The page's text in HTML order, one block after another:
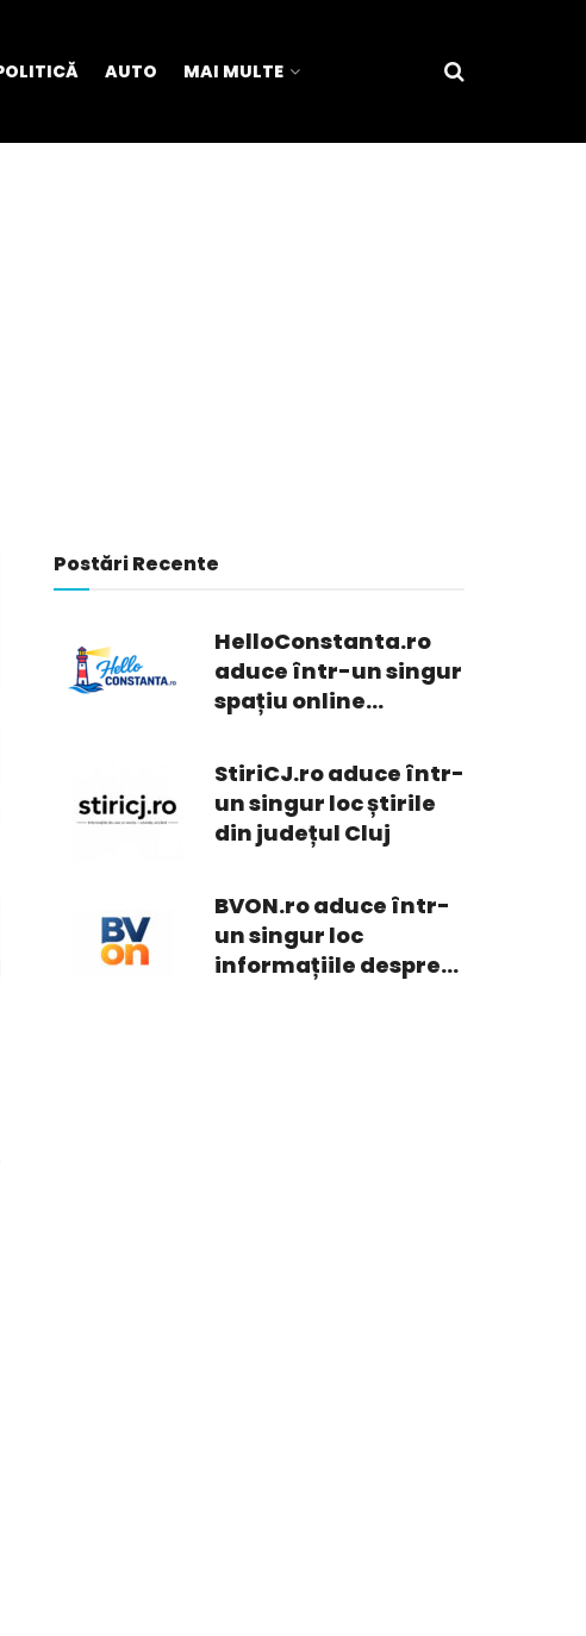
AUTO MAI MULTE
Postări Recente
HelloConstanta.ro
aduce într-un singur
spațiu online
Constanța
StiriCJ.ro aduce într-
un singur loc știrile
din județul Cluj
BVON.ro aduce într-
un singur loc
informațiile despre